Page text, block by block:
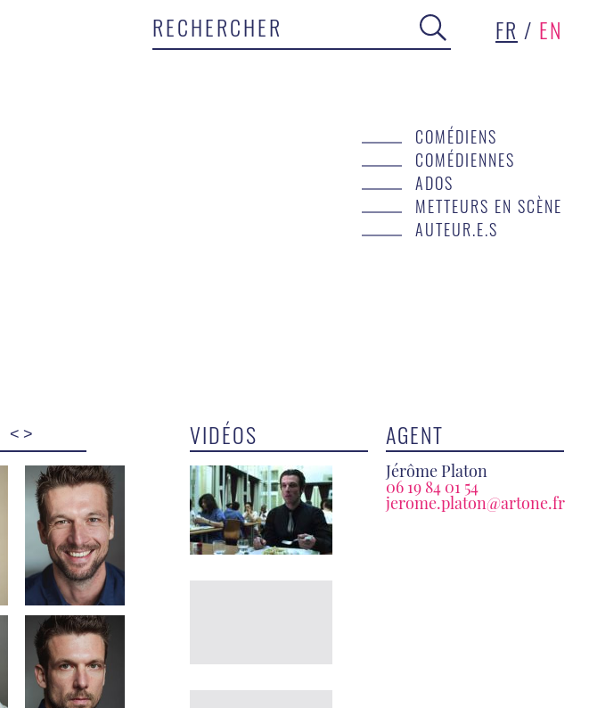
FR / EN
COMÉDIENS
COMÉDIENNES
ADOS
METTEURS EN SCÈNE
AUTEUR.E.S
< > VIDÉOS AGENT
Jérôme Platon
06 19 84 01 54
jerome.platon@artone.fr